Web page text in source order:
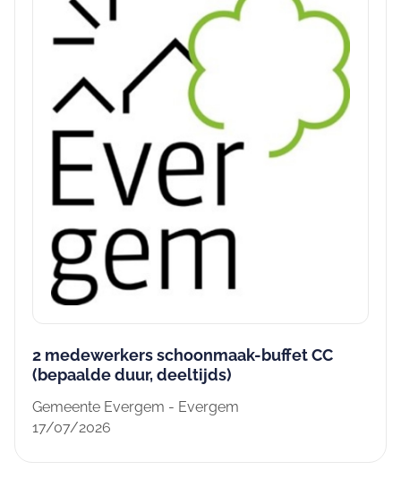
2 medewerkers schoonmaak-buffet CC
(bepaalde duur, deeltijds)
Gemeente Evergem - Evergem
17/07/2026